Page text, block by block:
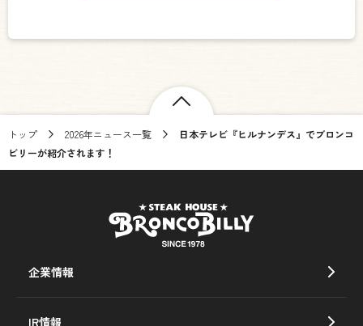
トップ 2026年ニュース一覧
日本テレビ『ヒルナンデス』でブロンコ
ビリーが紹介されます！
企業情報
IR情報